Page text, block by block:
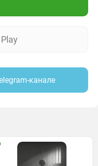
канале